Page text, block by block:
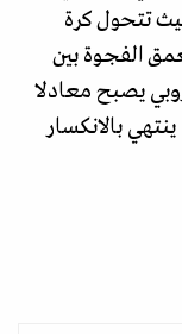
تتحول كرة
الفجوة بين
يصبح معادلا
بالانكسار